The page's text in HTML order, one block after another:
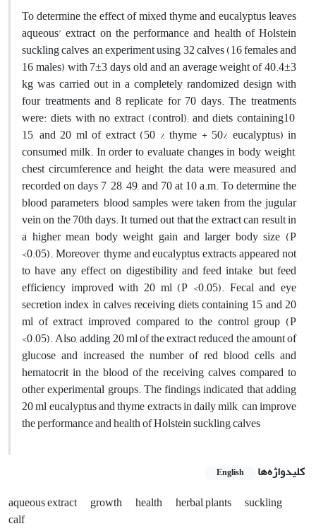
To determine the effect of mixed thyme and eucalyptus leaves
aqueous’ extract on the performance and health of Holstein
suckling calves, an experiment using 32 calves (16 females and
16 males) with 7±3 days old and an average weight of 40.4±3
kg was carried out in a completely randomized design with
four treatments and 8 replicate for 70 days. The treatments
were: diets with no extract (control); and diets containing10,
15, and 20 ml of extract (50 % thyme + 50% eucalyptus) in
consumed milk. In order to evaluate changes in body weight,
chest circumference and height, the data were measured and
recorded on days 7, 28, 49, and 70 at 10 a.m. To determine the
blood parameters, blood samples were taken from the jugular
vein on the 70th days. It turned out that the extract can result in
a higher mean body weight gain and larger body size (P
<0.05). Moreover, thyme and eucalyptus extracts appeared not
to have any effect on digestibility and feed intake, but feed
efficiency improved with 20 ml (P <0.05). Fecal and eye
secretion index in calves receiving diets containing 15 and 20
ml of extract improved compared to the control group (P
<0.05). Also, adding 20 ml of the extract reduced the amount of
glucose and increased the number of red blood cells and
hematocrit in the blood of the receiving calves compared to
other experimental groups. The findings indicated that adding
20 ml eucalyptus and thyme extracts in daily milk, can improve
the performance and health of Holstein suckling calves
کلیدواژه‌ها English
aqueous extract growth health herbal plants
suckling
calf